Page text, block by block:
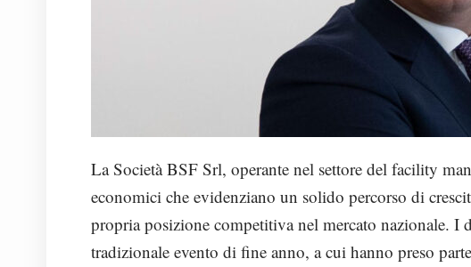
La Società BSF Srl, operante nel settore del facility
economici che evidenziano un solido percorso di
propria posizione competitiva nel mercato nazionale. I
tradizionale evento di fine anno, a cui hanno preso